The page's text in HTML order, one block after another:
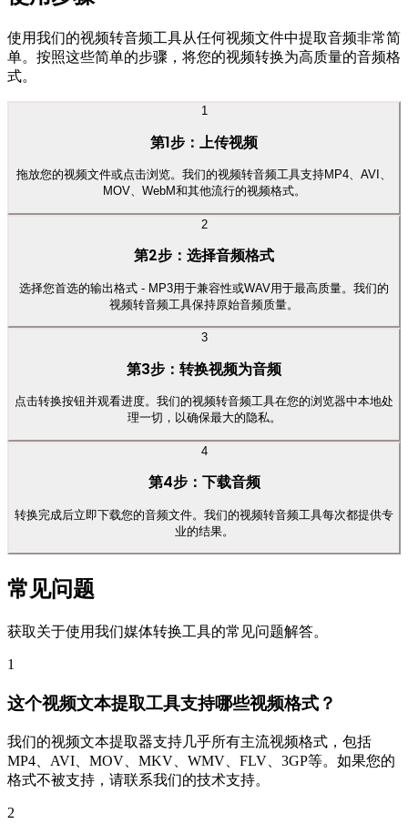
使用我们的视频转音频工具从任何视频文件中提取音频非常简
单。按照这些简单的步骤，将您的视频转换为高质量的音频格
式。
1
第1步：上传视频
拖放您的视频文件或点击浏览。我们的视频转音频工具支持MP4、AVI、
MOV、WebM和其他流行的视频格式。
2
第2步：选择音频格式
选择您首选的输出格式 - MP3用于兼容性或WAV用于最高质量。我们的
视频转音频工具保持原始音频质量。
3
第3步：转换视频为音频
点击转换按钮并观看进度。我们的视频转音频工具在您的浏览器中本地处
理一切，以确保最大的隐私。
4
第4步：下载音频
转换完成后立即下载您的音频文件。我们的视频转音频工具每次都提供专
业的结果。
常见问题
获取关于使用我们媒体转换工具的常见问题解答。
1
这个视频文本提取工具支持哪些视频格式？
我们的视频文本提取器支持几乎所有主流视频格式，包括
MP4、AVI、MOV、MKV、WMV、FLV、3GP等。如果您的
格式不被支持，请联系我们的技术支持。
2